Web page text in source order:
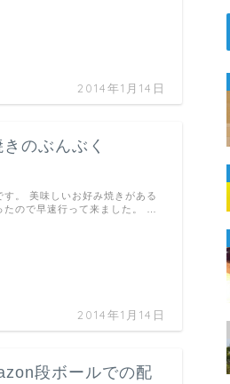
2014年1月14日
のぶんぶく
2014年1月14日
。 美味しいお好み焼きがある
ので早速行って来ました。 …
段ボールでの配